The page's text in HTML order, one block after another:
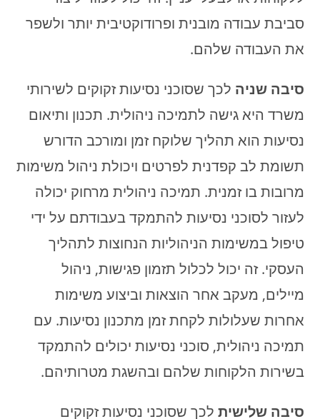
סביבת עבודה מובנית ופרודוקטיבית יותר ולשפר
את העבודה שלהם.
סיבה שניה לכך שסוכני נסיעות זקוקים לשירותי
משרד היא גישה לתמיכה ניהולית. תכנון ותיאום
נסיעות הוא תהליך שלוקח זמן ומורכב הדורש
תשומת לב קפדנית לפרטים ויכולת ניהול משימות
מרובות בו זמנית. תמיכה ניהולית מרחוק יכולה
לעזור לסוכני נסיעות להתמקד בעבודתם על ידי
טיפול במשימות הניהוליות הנחוצות לתהליך
העסקי. זה יכול לכלול תזמון פגישות, ניהול
מיילים, מעקב אחר הוצאות וביצוע משימות
אחרות שעלולות לקחת זמן מתכנון נסיעות. עם
תמיכה ניהולית, סוכני נסיעות יכולים להתמקד
בשירות הלקוחות שלהם ובהשגת מטרותיהם.
סיבה שלישית לכך שסוכני נסיעות זקוקים